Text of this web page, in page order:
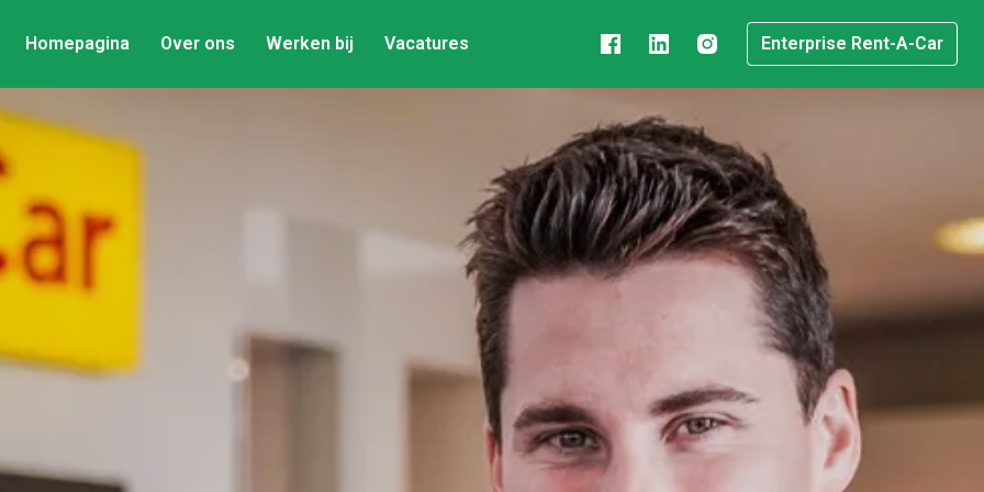
Homepagina Over ons Werken bij Vacatures Enterprise Rent-A-Car